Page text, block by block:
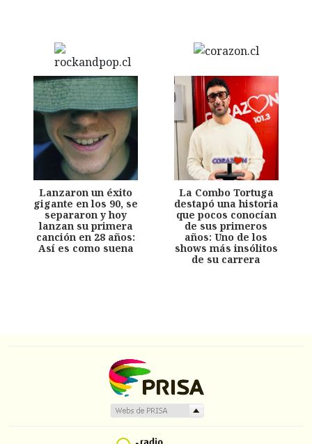
Lanzaron un éxito
gigante en los 90, se
separaron y hoy
lanzan su primera
canción en 28 años:
Así es como suena
La Combo Tortuga
destapó una historia
que pocos conocían
de sus primeros
años: Uno de los
shows más insólitos
de su carrera